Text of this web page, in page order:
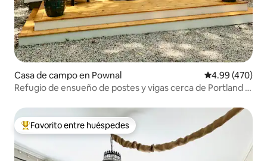
Casa de campo en Pownal Calificación
4.99 (470)
Refugio de ensueño de postes y vigas cerca de Portland y
Favorito entre huéspedes preferido
Favorito entre huéspedes